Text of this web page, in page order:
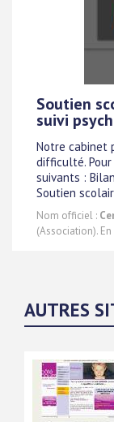
Soutien
suivi
Notre cabinet
difficulté.
suivants :
Soutien
Nom officiel :
(Association).
AUTRES